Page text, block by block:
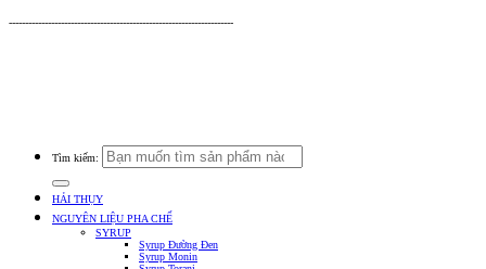
---------------------------------------------------------------------
Tìm kiếm:
HẢI THỤY
NGUYÊN LIỆU PHA CHẾ
SYRUP
Syrup Đường Đen
Syrup Monin